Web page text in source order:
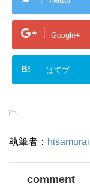
Google+
B! はてブ
-
執筆者： hisamurai
comment